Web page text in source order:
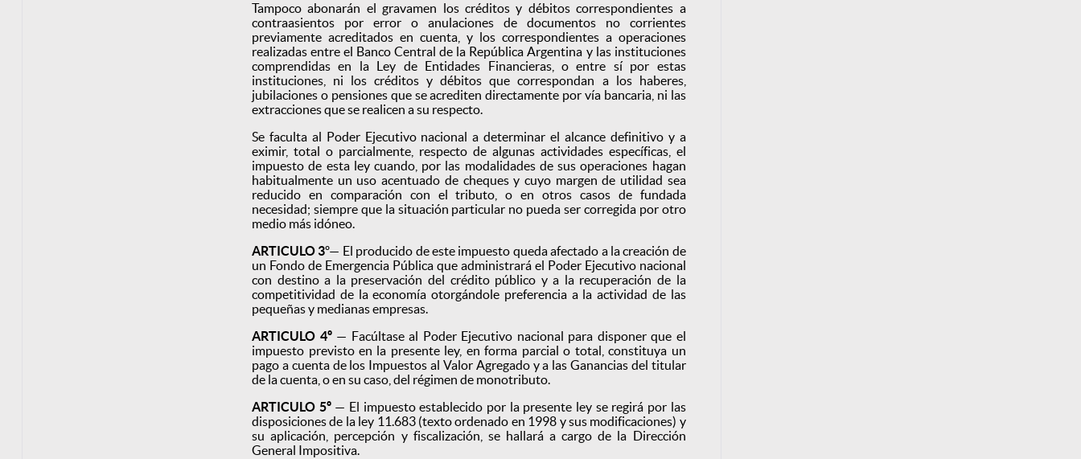
Tampoco abonarán el gravamen los créditos y débitos correspondientes a
contraasientos por error o anulaciones de documentos no corrientes
previamente acreditados en cuenta, y los correspondientes a operaciones
realizadas entre el Banco Central de la República Argentina y las instituciones
comprendidas en la Ley de Entidades Financieras, o entre sí por estas
instituciones, ni los créditos y débitos que correspondan a los haberes,
jubilaciones o pensiones que se acrediten directamente por vía bancaria, ni las
extracciones que se realicen a su respecto.
Se faculta al Poder Ejecutivo nacional a determinar el alcance definitivo y a
eximir, total o parcialmente, respecto de algunas actividades específicas, el
impuesto de esta ley cuando, por las modalidades de sus operaciones hagan
habitualmente un uso acentuado de cheques y cuyo margen de utilidad sea
reducido en comparación con el tributo, o en otros casos de fundada
necesidad; siempre que la situación particular no pueda ser corregida por otro
medio más idóneo.
ARTICULO 3º— El producido de este impuesto queda afectado a la creación de
un Fondo de Emergencia Pública que administrará el Poder Ejecutivo nacional
con destino a la preservación del crédito público y a la recuperación de la
competitividad de la economía otorgándole preferencia a la actividad de las
pequeñas y medianas empresas.
ARTICULO 4º — Facúltase al Poder Ejecutivo nacional para disponer que el
impuesto previsto en la presente ley, en forma parcial o total, constituya un
pago a cuenta de los Impuestos al Valor Agregado y a las Ganancias del titular
de la cuenta, o en su caso, del régimen de monotributo.
ARTICULO 5º — El impuesto establecido por la presente ley se regirá por las
disposiciones de la ley 11.683 (texto ordenado en 1998 y sus modificaciones) y
su aplicación, percepción y fiscalización, se hallará a cargo de la Dirección
General Impositiva.